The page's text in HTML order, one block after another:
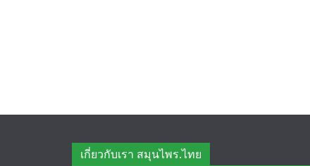
เกี่ยวกับเรา สมุนไพร.ไทย